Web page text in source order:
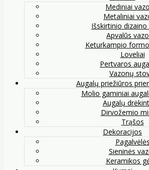
Mediniai
Metaliniai
Išskirtinio dizaino
Apvalūs
Keturkampio
Loveliai
Pertvaros
Vazonų
Augalų priežiūros
Molio gaminiai
Augalų
Dirvožemio
Trąšos
Dekoracijos
Pagalvėlės
Sieninės
Keramikos